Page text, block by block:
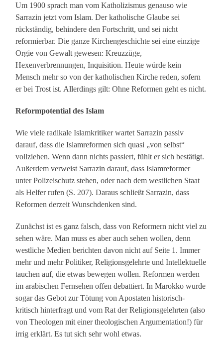
Um 1900 sprach man vom Katholizismus genauso wie
Sarrazin jetzt vom Islam. Der katholische Glaube sei
rückständig, behindere den Fortschritt, und sei nicht
reformierbar. Die ganze Kirchengeschichte sei eine einzige
Orgie von Gewalt gewesen: Kreuzzüge,
Hexenverbrennungen, Inquisition. Heute würde kein
Mensch mehr so von der katholischen Kirche reden, sofern
er bei Trost ist. Allerdings gilt: Ohne Reformen geht es nicht.
Reformpotential des Islam
Wie viele radikale Islamkritiker wartet Sarrazin passiv
darauf, dass die Islamreformen sich quasi „von selbst“
vollziehen. Wenn dann nichts passiert, fühlt er sich bestätigt.
Außerdem verweist Sarrazin darauf, dass Islamreformer
unter Polizeischutz stehen, oder nach dem westlichen Staat
als Helfer rufen (S. 207). Daraus schließt Sarrazin, dass
Reformen derzeit Wunschdenken sind.
Zunächst ist es ganz falsch, dass von Reformern nicht viel zu
sehen wäre. Man muss es aber auch sehen wollen, denn
westliche Medien berichten davon nicht auf Seite 1. Immer
mehr und mehr Politiker, Religionsgelehrte und Intellektuelle
tauchen auf, die etwas bewegen wollen. Reformen werden
im arabischen Fernsehen offen debattiert. In Marokko wurde
sogar das Gebot zur Tötung von Apostaten historisch-
kritisch hinterfragt und vom Rat der Religionsgelehrten (also
von Theologen mit einer theologischen Argumentation!) für
irrig erklärt. Es tut sich sehr wohl etwas.